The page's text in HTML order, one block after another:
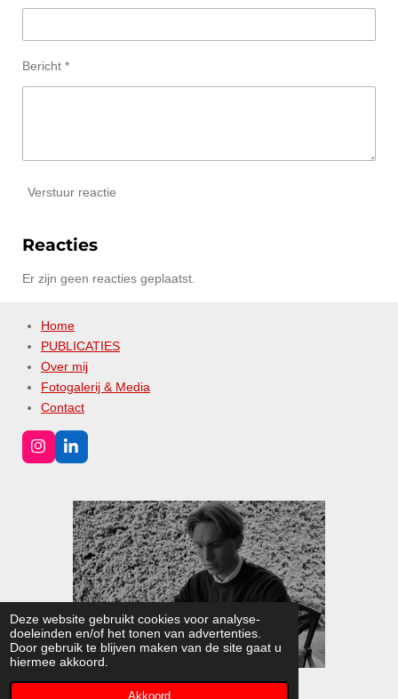
Deze website gebruikt cookies voor analyse-
doeleinden en/of het tonen van advertenties.
Door gebruik te blijven maken van de site gaat u
hiermee akkoord.
Akkoord
Bericht *
Verstuur reactie
Reacties
Er zijn geen reacties geplaatst.
Home
PUBLICATIES
Over mij
Fotogalerij & Media
Contact
I
n
L
i
e
d
I
n
© 2022 - 2026 Lloyd-Leonard Opdam